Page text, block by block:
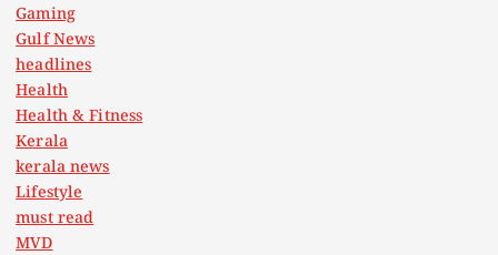
Gaming
Gulf News
headlines
Health
Health & Fitness
Kerala
kerala news
Lifestyle
must read
MVD